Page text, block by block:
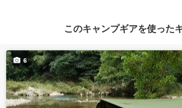
このキャンプギアを使った
6